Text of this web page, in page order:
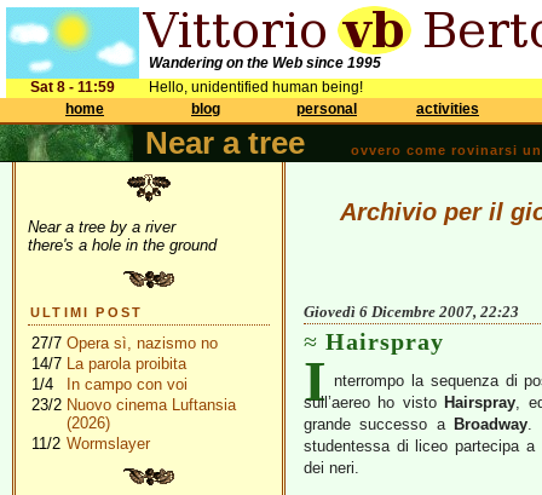
Wandering on the Web since 1995
Sat 8 - 11:59
Hello, unidentified human being!
home
blog personal activities
Near a tree ovvero come rovinarsi
Near a tree by a river
there's a hole in the ground
ULTIMI POST
27/7 Opera sì, nazismo no
14/7 La parola proibita
1/4
In campo con voi
23/2 Nuovo cinema Luftansia
(2026)
11/2 Wormslayer
Archivio per il
Giovedì 6 Dicembre 2007, 22:23
Hairspray
I nterrompo la sequenza di
sull’aereo ho visto Hairspray,
grande successo a Broadway.
studentessa di liceo partecipa a
dei neri.